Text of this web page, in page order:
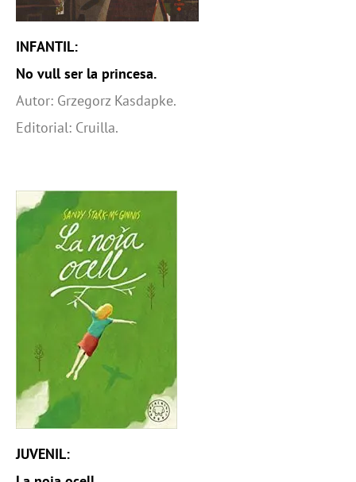
INFANTIL:
No vull ser la princesa.
Autor: Grzegorz Kasdapke.
Editorial: Cruilla.
JUVENIL: